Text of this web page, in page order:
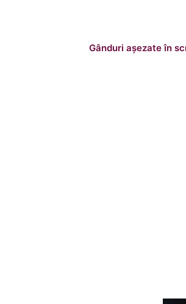
Gânduri așezate în